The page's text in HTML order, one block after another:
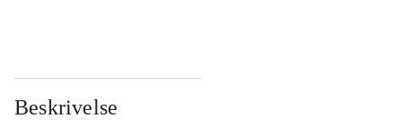
Beskrivelse